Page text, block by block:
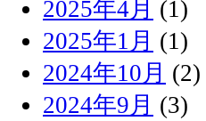
2025年4月 (1)
2025年1月 (1)
2024年10月 (2)
2024年9月 (3)